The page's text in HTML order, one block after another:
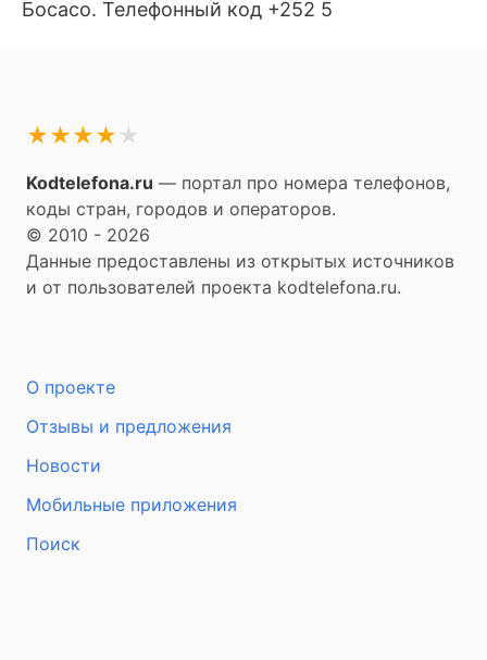
Босасо. Телефонный код +252 5
★
★
★
★
★
Kodtelefona.ru — портал про номера телефонов,
коды стран, городов и операторов.
© 2010 - 2026
Данные предоставлены из открытых источников
и от пользователей проекта kodtelefona.ru.
О проекте
Отзывы и предложения
Новости
Мобильные приложения
Поиск